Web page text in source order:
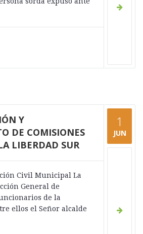
Y
DE COMISIONES
LIBERDAD SUR
Civil Municipal La
General de
de la
ellos el Señor alcalde
1
JUN